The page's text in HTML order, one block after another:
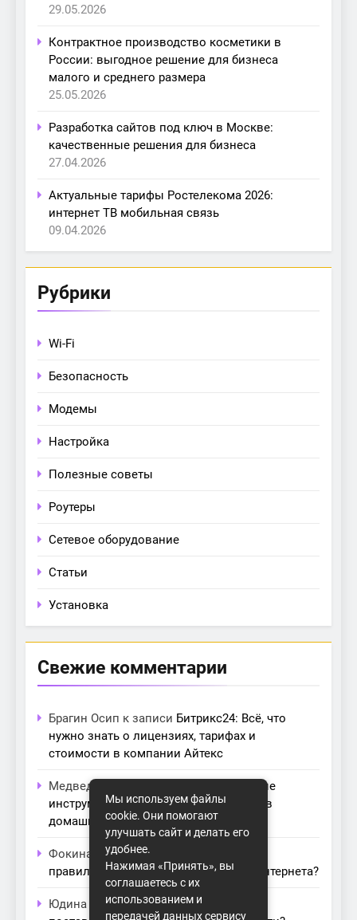
29.05.2026
Контрактное производство косметики в
России: выгодное решение для бизнеса
малого и среднего размера
25.05.2026
Разработка сайтов под ключ в Москве:
качественные решения для бизнеса
27.04.2026
Актуальные тарифы Ростелекома 2026:
интернет ТВ мобильная связь
09.04.2026
Рубрики
Wi-Fi
Безопасность
Модемы
Настройка
Полезные советы
Роутеры
Сетевое оборудование
Статьи
Установка
Свежие комментарии
Брагин Осип к записи Битрикс24: Всё, что
нужно знать о лицензиях, тарифах и
стоимости в компании Айтекс
Медведева Амалия
Основные
инструменты для создания серверов в
домашних условиях
Фокина Невак записи
правильный модем для домашнего интернета?
Юдина Ивонак записиПроблемы с
Мы используем файлы
cookie. Они помогают
улучшать сайт и делать его
удобнее.
Нажимая «Принять», вы
соглашаетесь с их
использованием и
передачей данных сервису